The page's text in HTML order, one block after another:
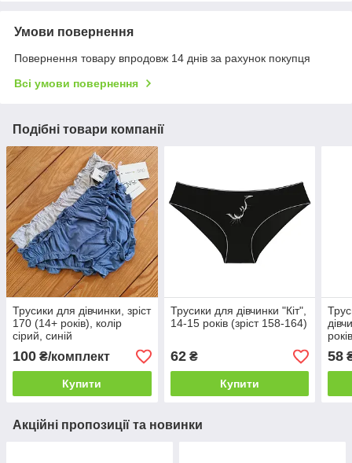
Умови повернення
Повернення товару впродовж 14 днів за рахунок покупця
Всі умови повернення
Подібні товари компанії
Трусики для дівчинки, зріст
170 (14+ років), колір
сірий, синій
100 ₴/комплект
Купити
Трусики для дівчинки "Кіт",
14-15 років (зріст 158-164)
62₴
Купити
58
Акційні пропозиції та новинки